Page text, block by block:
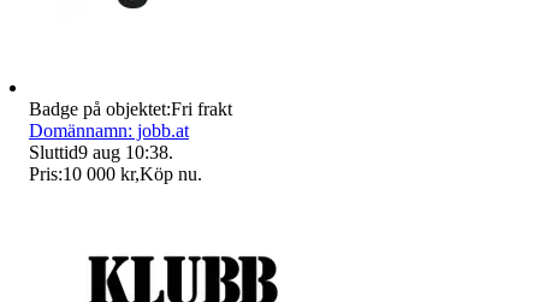
Badge på objektet:Fri frakt
Domännamn: jobb.at
Sluttid9 aug 10:38.
Pris:10 000 kr,Köp nu.